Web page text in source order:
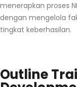
menerapkan proses
dengan mengelola
tingkat keberhasilan.
Outline